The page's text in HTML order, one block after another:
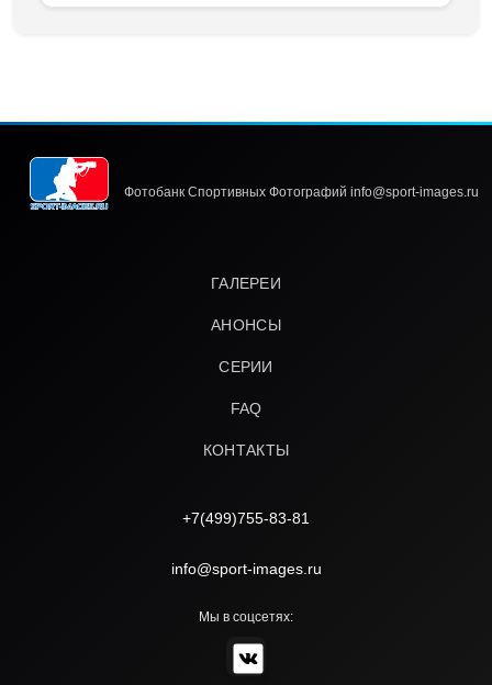
Фотобанк Спортивных Фотографий info@sport-images.ru
ГАЛЕРЕИ
АНОНСЫ
СЕРИИ
FAQ
КОНТАКТЫ
+7(499)755-83-81
info@sport-images.ru
Мы в соцсетях: